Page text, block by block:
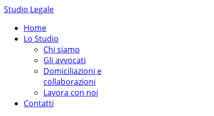
Studio Legale
Home
Lo Studio
Chi siamo
Gli avvocati
Domiciliazioni e
collaborazioni
Lavora con noi
Contatti